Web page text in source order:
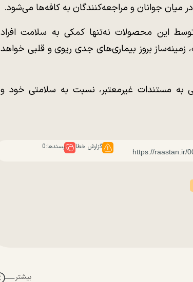
جوانان و مراجعه‌کنندگان به کافه‌ها می‌شود.
این محصولات نه‌تنها کمکی به سلامت افراد
بروز بیماری‌های جدی ریوی و قلبی خواهد
مستندات غیرمعتبر، نسبت به سلامتی خود و
گزارش خطا پسندها:0